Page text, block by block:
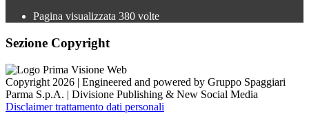
Pagina visualizzata 380 volte
Sezione Copyright
Copyright 2026 | Engineered and powered by Gruppo Spaggiari
Parma S.p.A. | Divisione Publishing & New Social Media
Disclaimer trattamento dati personali